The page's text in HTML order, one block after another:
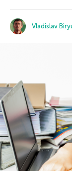
Vladislav